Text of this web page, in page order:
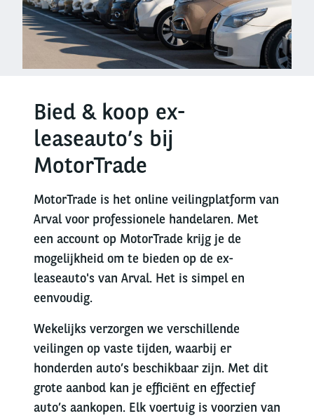
Bied & koop ex-
leaseauto’s bij
MotorTrade
MotorTrade is het online veilingplatform van
Arval voor professionele handelaren. Met
een account op MotorTrade krijg je de
mogelijkheid om te bieden op de ex-
leaseauto's van Arval. Het is simpel en
eenvoudig.
Wekelijks verzorgen we verschillende
veilingen op vaste tijden, waarbij er
honderden auto’s beschikbaar zijn. Met dit
grote aanbod kan je efficiënt en effectief
auto’s aankopen. Elk voertuig is voorzien van